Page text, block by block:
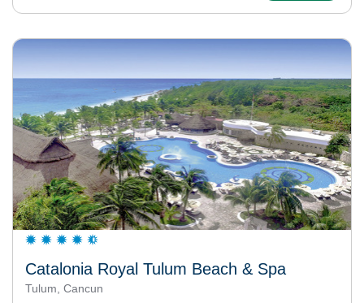
Catalonia Royal Tulum Beach & Spa
Tulum, Cancun